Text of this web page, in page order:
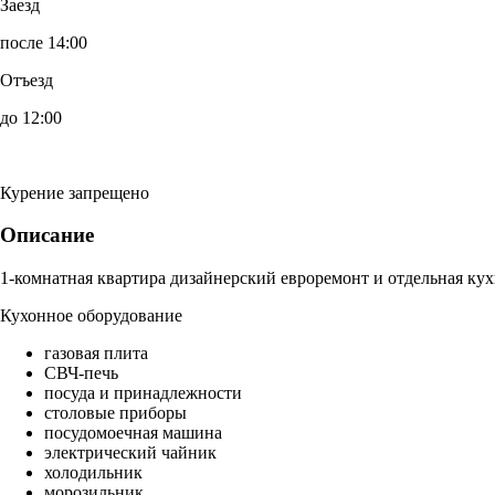
Заезд
после 14:00
Отъезд
до 12:00
Курение запрещено
Описание
1-комнатная квартира дизайнерский евроремонт и отдельная
Кухонное оборудование
газовая плита
СВЧ-печь
посуда и принадлежности
столовые приборы
посудомоечная машина
электрический чайник
холодильник